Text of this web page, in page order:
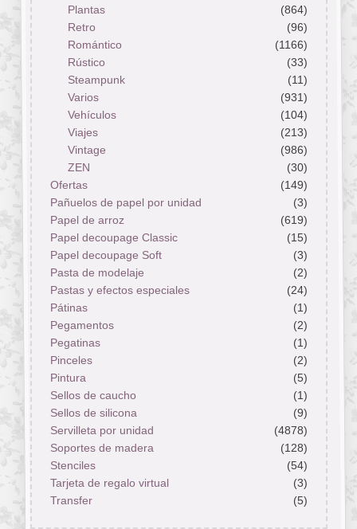
Plantas
(864)
Retro
(96)
Romántico
(1166)
Rústico
(33)
Steampunk
(11)
Varios
(931)
Vehículos
(104)
Viajes
(213)
Vintage
(986)
ZEN
(30)
Ofertas
(149)
Pañuelos de papel por unidad
(3)
Papel de arroz
(619)
Papel decoupage Classic
(15)
Papel decoupage Soft
(3)
Pasta de modelaje
(2)
Pastas y efectos especiales
(24)
Pátinas
(1)
Pegamentos
(2)
Pegatinas
(1)
Pinceles
(2)
Pintura
(5)
Sellos de caucho
(1)
Sellos de silicona
(9)
Servilleta por unidad
(4878)
Soportes de madera
(128)
Stenciles
(54)
Tarjeta de regalo virtual
(3)
Transfer
(5)